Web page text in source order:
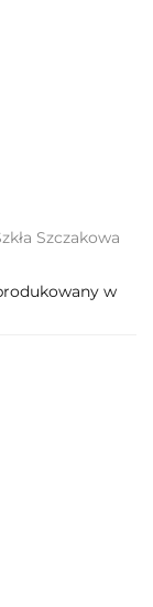
Szczakowa
w